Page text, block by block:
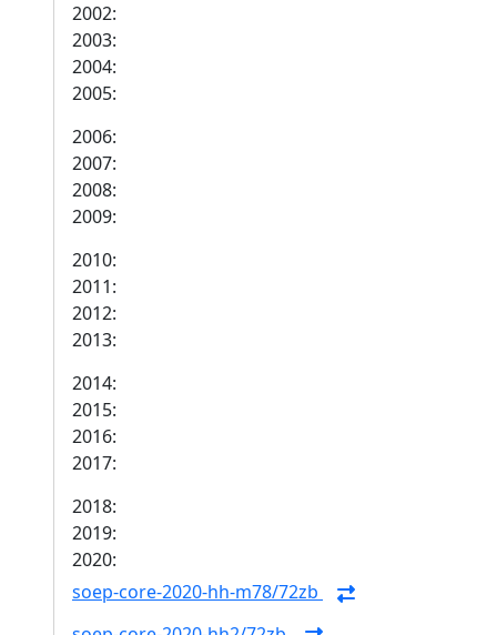
2002:
2003:
2004:
2005:
2006:
2007:
2008:
2009:
2010:
2011:
2012:
2013:
2014:
2015:
2016:
2017:
2018:
2019:
2020:
soep-core-2020-hh-m78/72zb